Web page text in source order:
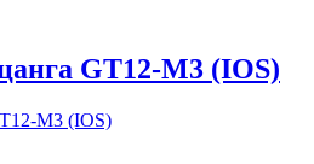
GT12-M3 (IOS)